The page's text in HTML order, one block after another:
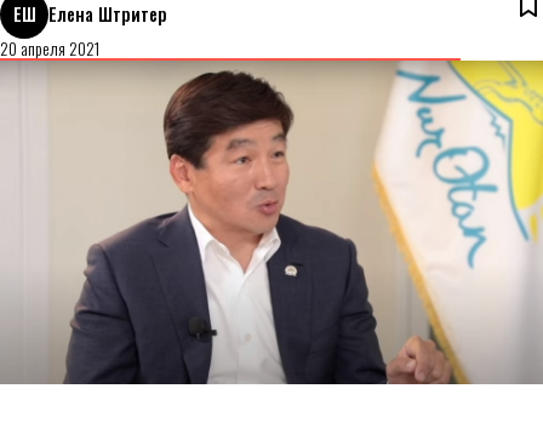
ЕШ Елена Штритер
20 апреля 2021